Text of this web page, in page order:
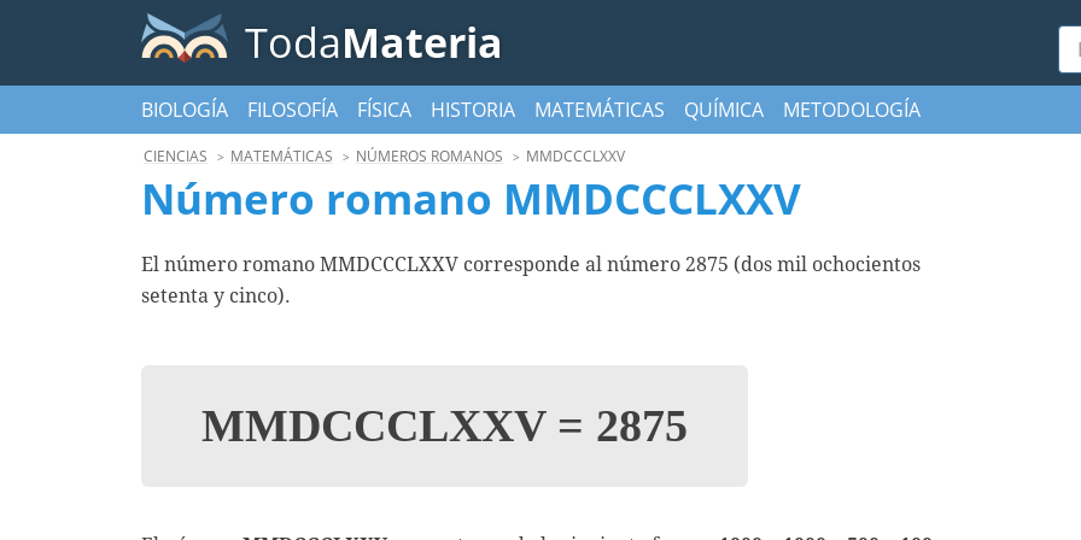
TodaMateria
BIOLOGÍA FILOSOFÍA FÍSICA HISTORIA MATEMÁTICAS QUÍMICA METODOLOGÍA
CIENCIAS MATEMÁTICAS NÚMEROS ROMANOS MMDCCCLXXV
Número romano MMDCCCLXXV
El número romano MMDCCCLXXV corresponde al número 2875 (dos mil ochocientos
setenta y cinco).
MMDCCCLXXV = 2875